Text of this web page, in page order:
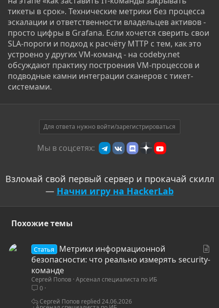
тикеты в срок». Технические метрики без процесса
эскалации и ответственности владельцев активов -
просто цифры в Grafana. Если хочется сверить свои
SLA-пороги и подход к расчёту MTTP с тем, как это
устроено у других VM-команд - на codeby.net
обсуждают практику построения VM-процессов и
подводные камни интеграции сканеров с тикет-
системами.
Для ответа нужно войти/зарегистрироваться
Мы в соцсетях:
Взломай свой первый сервер и прокачай скилл
— Начни игру на HackerLab
Похожие темы
т
Статья
Метрики информационной
безопасности: что реально измерять security-
команде
Сергей Попов Арсенал специалиста по ИБ
0
24.06.2026
Сергей Попов